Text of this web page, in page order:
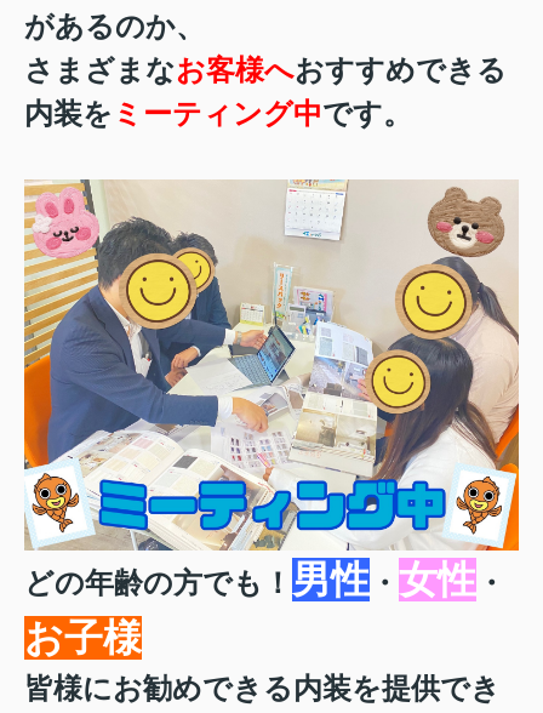
があるのか、
さまざまなお客様へおすすめできる
内装を ミーティング中です。
どの年齢の方でも！ 男性 ・ 女性 ・
お子様
皆様にお勧めできる内装を提供でき